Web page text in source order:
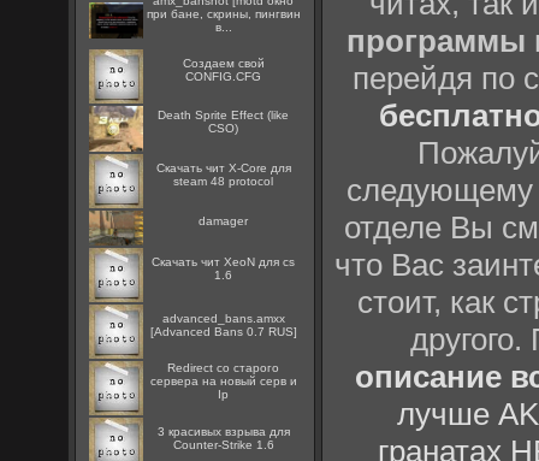
при бане, скрины, пингвин
в...
Создаем свой
CONFIG.CFG
Death Sprite Effect (like
CSO)
Скачать чит X-Core для
steam 48 protocol
damager
Скачать чит XeoN для cs
1.6
advanced_bans.amxx
[Advanced Bans 0.7 RUS]
Redirect со старого
сервера на новый серв и
Ip
3 красивых взрыва для
Counter-Strike 1.6
программы
перейдя по
отделе Вы
что Вас
стоит, как
описание
лучше
гранатах